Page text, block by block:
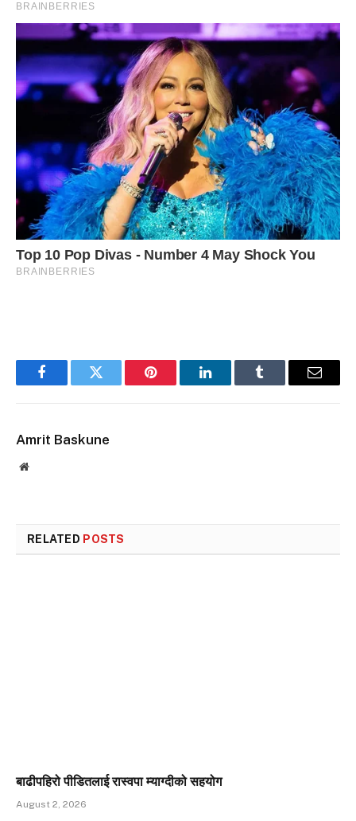
FacebookTwitter Pinterest LinkedInTumblr Email
Amrit Baskune
Website
RELATED POSTS
बाढीपहिरो पीडितलाई रास्वपा म्याग्दीको सहयोग
August 2, 2026